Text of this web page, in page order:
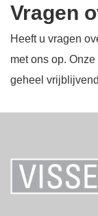
Vragen
Heeft u vragen
met ons op.
geheel